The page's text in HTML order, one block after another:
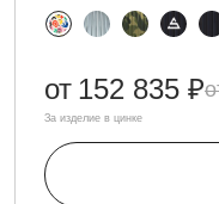
от 152 835 ₽
За изделие в цинке